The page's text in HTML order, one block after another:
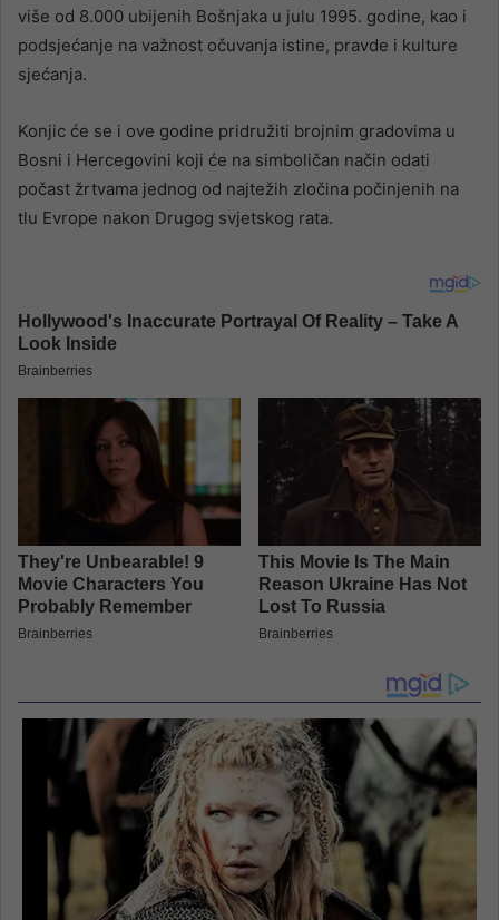
više od 8.000 ubijenih Bošnjaka u julu 1995. godine, kao i
podsjećanje na važnost očuvanja istine, pravde i kulture
sjećanja.
Konjic će se i ove godine pridružiti brojnim gradovima u
Bosni i Hercegovini koji će na simboličan način odati
počast žrtvama jednog od najtežih zločina počinjenih na
tlu Evrope nakon Drugog svjetskog rata.